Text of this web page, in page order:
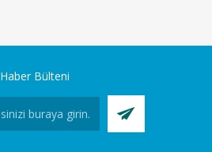
Haber Bülteni